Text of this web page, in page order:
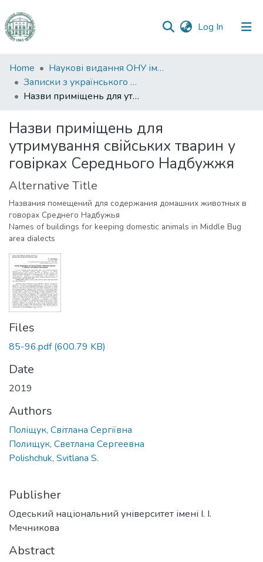
Log In (current)
Communities
&
Collections
Statistics
Home
Наукові видання ОНУ імені І. І. Мечникова
Записки з українського мовознавства
Назви приміщень для утримування свійських тварин у говірках Середнього Надбужжя
Назви приміщень для
утримування свійських тварин у
говірках Середнього Надбужжя
Alternative Title
Названия помещений для содержания домашних животных в
говорах Среднего Надбужья
Names of buildings for keeping domestic animals in Middle Bug
area dialects
Files
85-96.pdf(600.79 KB)
Date
2019
Authors
Поліщук, Світлана Сергіївна
Полищук, Светлана Сергеевна
Polishchuk, Svitlana S.
Publisher
Одеський національний університет імені І. І.
Мечникова
Abstract